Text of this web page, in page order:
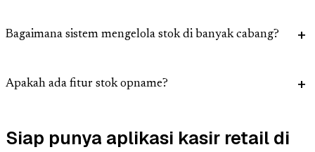
Bagaimana sistem mengelola stok di banyak cabang?
Apakah ada fitur stok opname?
Siap punya aplikasi kasir retail di